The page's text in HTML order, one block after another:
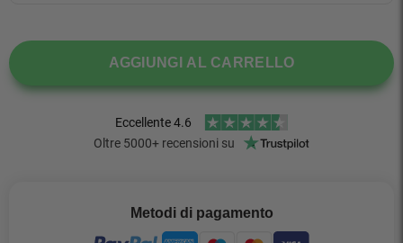
AGGIUNGI AL CARRELLO
Metodi di pagamento